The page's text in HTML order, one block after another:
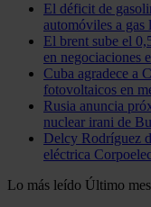
El déficit de
automóviles a gas
El brent sube el
en negociaciones
Cuba agradece a
fotovoltaicos en
Rusia anuncia
nuclear irani de
Delcy Rodríguez
eléctrica
Lo más leído Último mes